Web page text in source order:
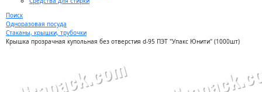
Поиск
Одноразовая посуда
Стаканы, крышки, трубочки
Крышка прозрачная купольная без отверстия d-95 ПЭТ "Упакс Юнити" (1000шт)